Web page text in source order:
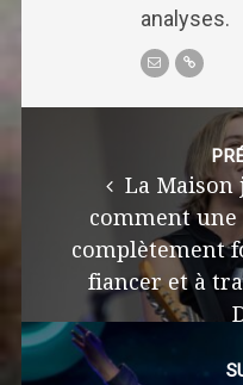
analyses.
La Maison
comment une
complètement
fiancer et à